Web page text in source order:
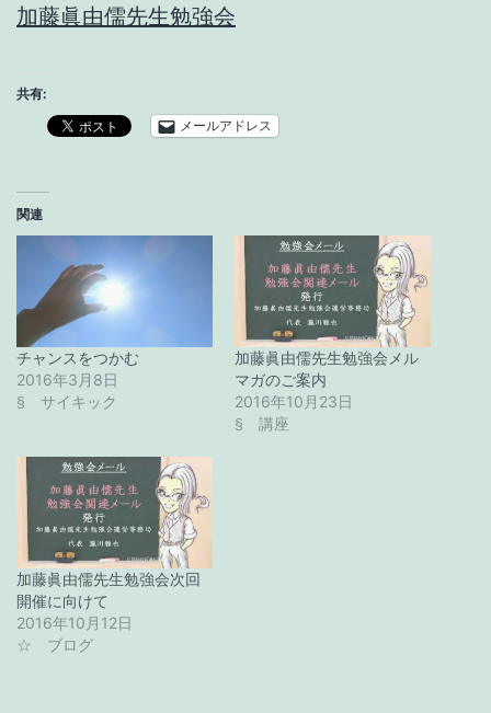
加藤眞由儒先生勉強会
共有:
メールアドレス
関連
チャンスをつかむ
2016年3月8日
§ サイキック
加藤眞由儒先生勉強会メル
マガのご案内
2016年10月23日
§ 講座
加藤眞由儒先生勉強会次回
開催に向けて
2016年10月12日
☆ ブログ